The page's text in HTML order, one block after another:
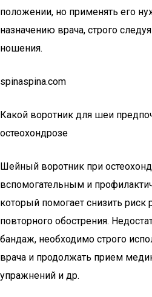
положении, но применять его
назначению врача, строго
ношения.
spinaspina.com
Какой воротник для шеи
остеохондрозе
Шейный воротник при
вспомогательным и
который помогает снизить риск
повторного обострения.
бандаж, необходимо строго
врача и продолжать прием
упражнений и др.